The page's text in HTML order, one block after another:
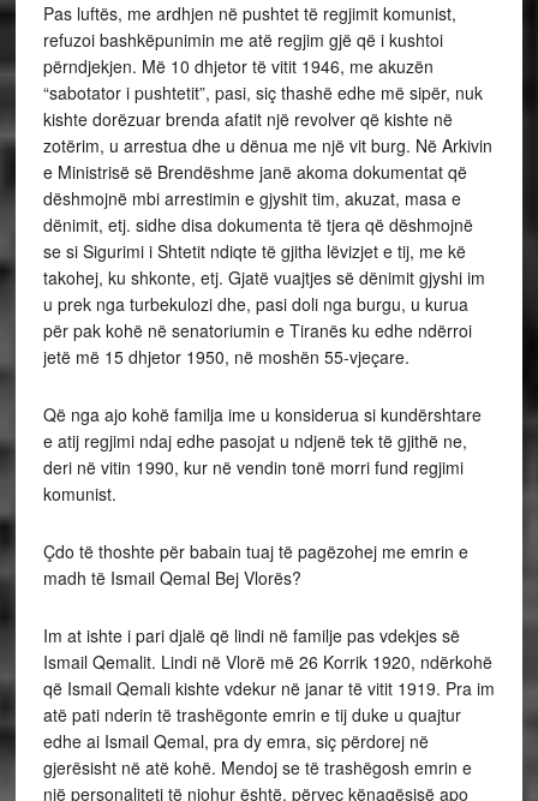
Pas luftës, me ardhjen në pushtet të regjimit komunist,
refuzoi bashkëpunimin me atë regjim gjë që i kushtoi
përndjekjen. Më 10 dhjetor të vitit 1946, me akuzën
“sabotator i pushtetit”, pasi, siç thashë edhe më sipër, nuk
kishte dorëzuar brenda afatit një revolver që kishte në
zotërim, u arrestua dhe u dënua me një vit burg. Në Arkivin
e Ministrisë së Brendëshme janë akoma dokumentat që
dëshmojnë mbi arrestimin e gjyshit tim, akuzat, masa e
dënimit, etj. sidhe disa dokumenta të tjera që dëshmojnë
se si Sigurimi i Shtetit ndiqte të gjitha lëvizjet e tij, me kë
takohej, ku shkonte, etj. Gjatë vuajtjes së dënimit gjyshi im
u prek nga turbekulozi dhe, pasi doli nga burgu, u kurua
për pak kohë në senatoriumin e Tiranës ku edhe ndërroi
jetë më 15 dhjetor 1950, në moshën 55-vjeçare.
Që nga ajo kohë familja ime u konsiderua si kundërshtare
e atij regjimi ndaj edhe pasojat u ndjenë tek të gjithë ne,
deri në vitin 1990, kur në vendin tonë morri fund regjimi
komunist.
Çdo të thoshte për babain tuaj të pagëzohej me emrin e
madh të Ismail Qemal Bej Vlorës?
Im at ishte i pari djalë që lindi në familje pas vdekjes së
Ismail Qemalit. Lindi në Vlorë më 26 Korrik 1920, ndërkohë
që Ismail Qemali kishte vdekur në janar të vitit 1919. Pra im
atë pati nderin të trashëgonte emrin e tij duke u quajtur
edhe ai Ismail Qemal, pra dy emra, siç përdorej në
gjerësisht në atë kohë. Mendoj se të trashëgosh emrin e
një personaliteti të njohur është, përveç kënaqësisë apo